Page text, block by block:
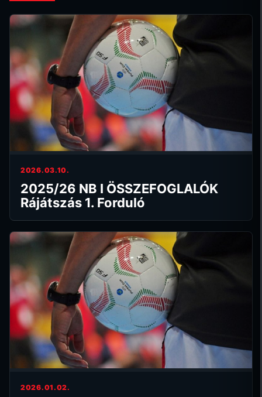
2026.03.10.
2025/26 NB I ÖSSZEFOGLALÓK
Rájátszás 1. Forduló
2026.01.02.